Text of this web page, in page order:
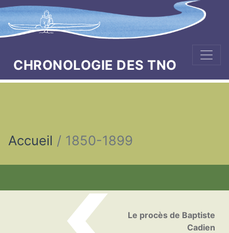
CHRONOLOGIE DES TNO
Accueil 1850-1899
Naviguer dans la
Le procès de Baptiste
Cadien